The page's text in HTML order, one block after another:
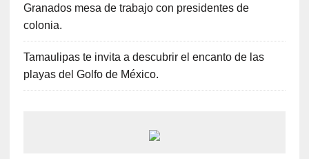
Granados mesa de trabajo con presidentes de
colonia.
Tamaulipas te invita a descubrir el encanto de las
playas del Golfo de México.